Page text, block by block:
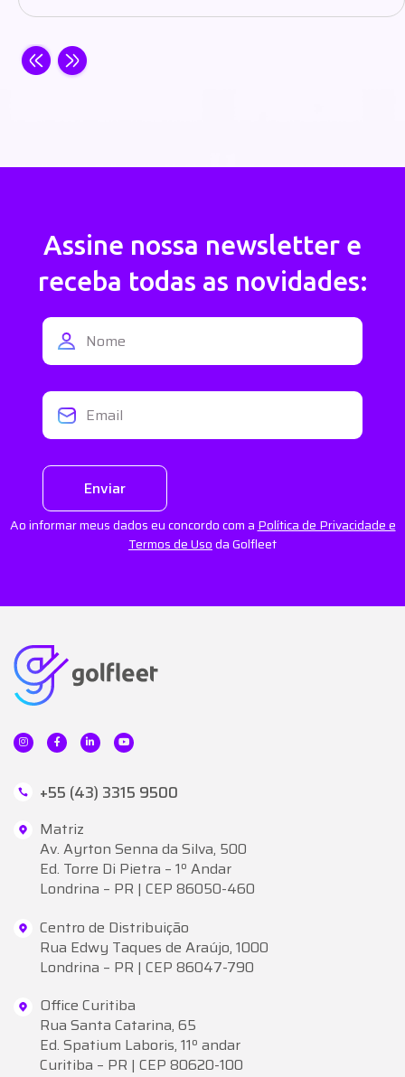
Assine nossa newsletter e
receba todas as novidades:
Enviar
Ao informar meus dados eu concordo com a Política de Privacidade e
Termos de Usoda Golfleet
+55 (43) 3315 9500
Matriz
Av. Ayrton Senna da Silva, 500
Ed. Torre Di Pietra – 1º Andar
Londrina – PR | CEP 86050-460
Centro de Distribuição
Rua Edwy Taques de Araújo, 1000
Londrina – PR | CEP 86047-790
Office Curitiba
Rua Santa Catarina, 65
Ed. Spatium Laboris, 11º andar
Curitiba – PR | CEP 80620-100